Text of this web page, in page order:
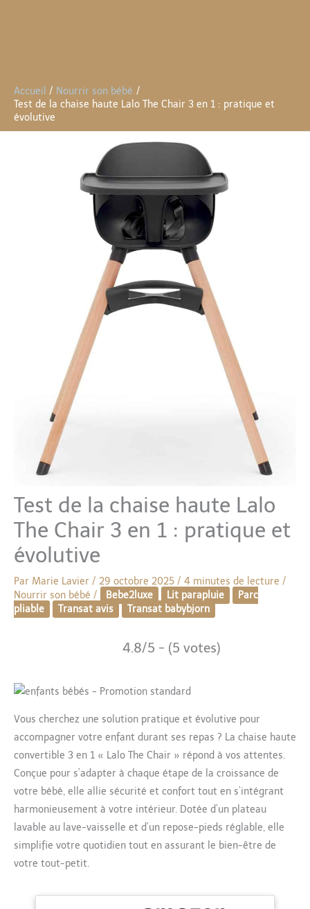
Accueil
Nourrir son bébé
Test de la chaise haute Lalo The Chair 3 en 1 : pratique et
évolutive
Test de la chaise haute Lalo
The Chair 3 en 1 : pratique et
évolutive
Par Marie Lavier / 29 octobre 2025 / 4 minutes de lecture /
Nourrir son bébé / Bebe2luxe Lit parapluie
Parc
pliable
Transat avis Transat babybjorn
4.8/5 - (5 votes)
Vous cherchez une solution pratique et évolutive pour
accompagner votre enfant durant ses repas ? La chaise haute
convertible 3 en 1 « Lalo The Chair » répond à vos attentes.
Conçue pour s’adapter à chaque étape de la croissance de
votre bébé, elle allie sécurité et confort tout en s’intégrant
harmonieusement à votre intérieur. Dotée d’un plateau
lavable au lave-vaisselle et d’un repose-pieds réglable, elle
simplifie votre quotidien tout en assurant le bien-être de
votre tout-petit.